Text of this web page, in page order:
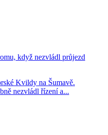
když nezvládl průjezd
Kvildy na Šumavě.
nezvládl řízení a...